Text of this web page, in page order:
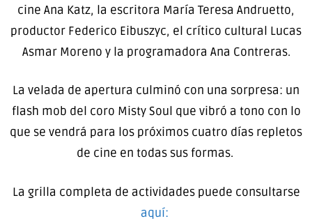
cine Ana Katz, la escritora María Teresa Andruetto,
productor Federico Eibuszyc, el crítico cultural Lucas
Asmar Moreno y la programadora Ana Contreras.
La velada de apertura culminó con una sorpresa: un
flash mob del coro Misty Soul que vibró a tono con lo
que se vendrá para los próximos cuatro días repletos
de cine en todas sus formas.
La grilla completa de actividades puede consultarse
aquí: